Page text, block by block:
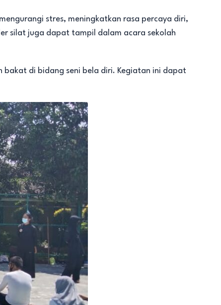
stres, meningkatkan rasa percaya diri,
silat juga dapat tampil dalam acara sekolah
bakat di bidang seni bela diri. Kegiatan ini dapat